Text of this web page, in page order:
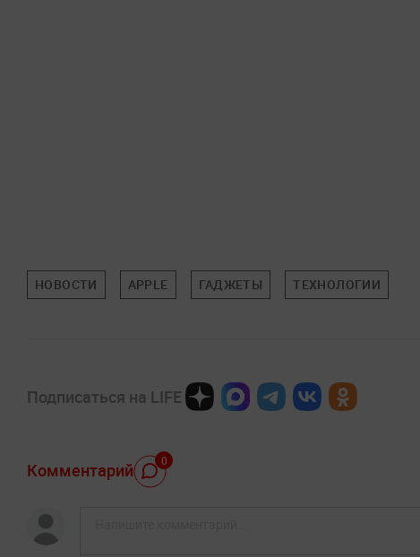
НОВОСТИ APPLE ГАДЖЕТЫ ТЕХНОЛОГИИ
Подписаться на LIFE
Комментарий 0